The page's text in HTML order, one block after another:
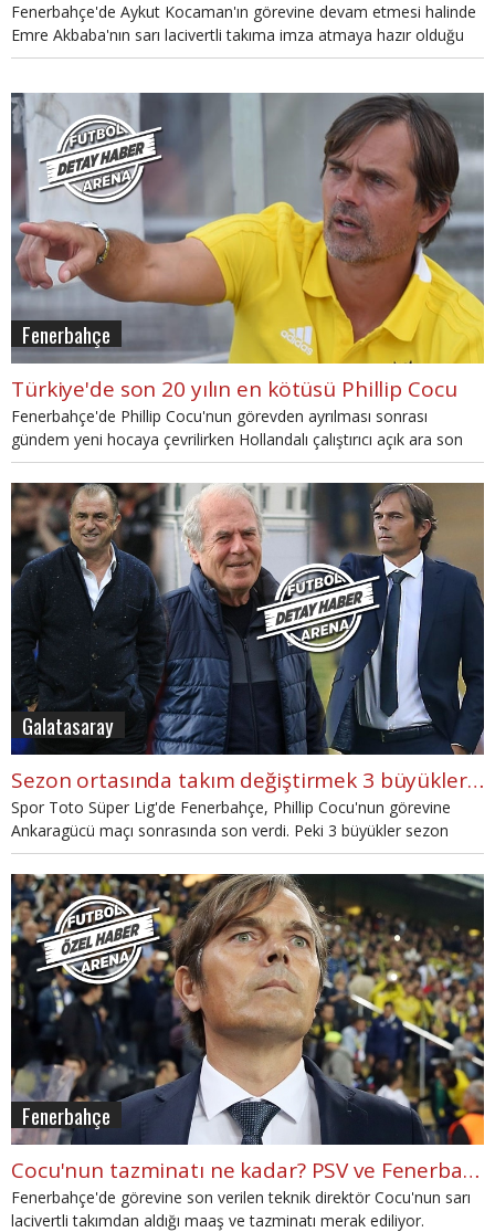
Fenerbahçe'de Aykut Kocaman'ın görevine devam etmesi halinde
Emre Akbaba'nın sarı lacivertli takıma imza atmaya hazır olduğu
iddia edildi.
Fenerbahçe
Türkiye'de son 20 yılın en kötüsü Phillip Cocu
Fenerbahçe'de Phillip Cocu'nun görevden ayrılması sonrası
gündem yeni hocaya çevrilirken Hollandalı çalıştırıcı açık ara son
20 yılın en kötü hocası oldu. İşte rakamlar
Galatasaray
Sezon ortasında takım değiştirmek 3 büyüklere yarıyor mu?
Spor Toto Süper Lig'de Fenerbahçe, Phillip Cocu'nun görevine
Ankaragücü maçı sonrasında son verdi. Peki 3 büyükler sezon
ortasında hoca değişikliği yapınca sezon sonunda ligi kaçıncı
bitiriyor? Detaylar haberimizde...
Fenerbahçe
Cocu'nun tazminatı ne kadar? PSV ve Fenerbahçe'den aldığı para
Fenerbahçe'de görevine son verilen teknik direktör Cocu'nun sarı
lacivertli takımdan aldığı maaş ve tazminatı merak ediliyor.